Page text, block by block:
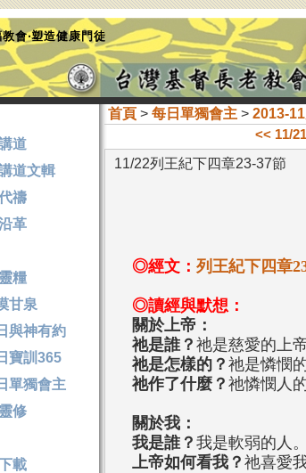
會‧塑造健康門徒
首頁> 每日單獨會主> 2013-11
<< 11/
11/22列王紀下四章23-37節
◎經文： 列王紀下四章
◎讀經與默想：
關於上帝：
祂是誰？ 祂是慈愛的上帝
祂是怎樣的？ 祂是憐憫
祂作了什麼？ 祂憐憫人
關於我：
我是誰？ 我是軟弱的人。
上帝如何看我？ 祂喜愛我
道
道文輯
禱
革
糧
甘泉
與神有約
寶訓365
單獨會主
修
載